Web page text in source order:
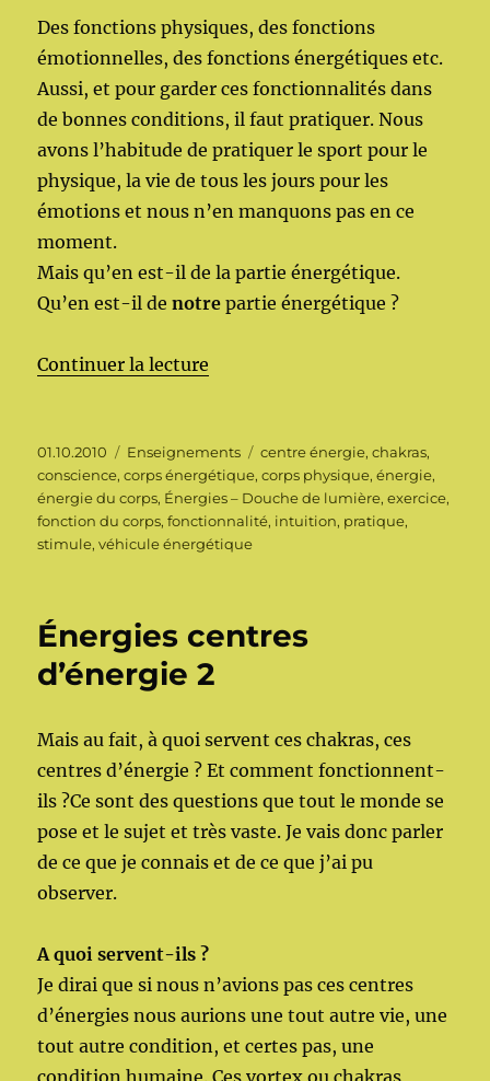
Des fonctions physiques, des fonctions
émotionnelles, des fonctions énergétiques etc.
Aussi, et pour garder ces fonctionnalités dans
de bonnes conditions, il faut pratiquer. Nous
avons l’habitude de pratiquer le sport pour le
physique, la vie de tous les jours pour les
émotions et nous n’en manquons pas en ce
moment.
Mais qu’en est-il de la partie énergétique.
Qu’en est-il denotrepartie énergétique ?
Continuer la lecture
Publié
le
01.10.2010 Catégories
Enseignements Étiquettes
centre énergie,chakras,
conscience,corps énergétique,corps physique,énergie,
énergie du corps, Énergies – Douche de lumière,exercice,
fonction du corps,fonctionnalité, intuition, pratique,
stimule,véhicule énergétique
Énergies centres
d’énergie 2
Mais au fait, à quoi servent ces chakras, ces
centres d’énergie ? Et comment fonctionnent-
ils ?Ce sont des questions que tout le monde se
pose et le sujet et très vaste. Je vais donc parler
de ce que je connais et de ce que j’ai pu
observer.
A quoi servent-ils ?
Je dirai que si nous n’avions pas ces centres
d’énergies nous aurions une tout autre vie, une
tout autre condition, et certes pas, une
condition humaine. Ces vortex ou chakras